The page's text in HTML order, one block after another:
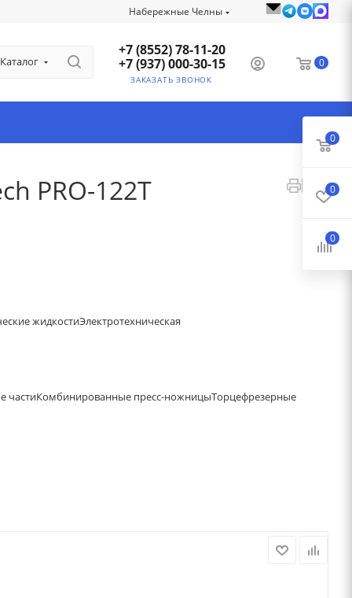
Набережные Челны
Каталог
+7 (8552) 78-11-20
+7 (937) 000-30-15
ЗАКАЗАТЬ ЗВОНОК
0
PRO-122T
жидкостиЭлектротехническая
частиКомбинированные пресс-ножницыТорцефрезерные
0
0
0